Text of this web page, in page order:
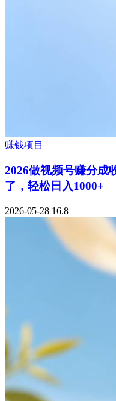
赚钱项目
2026做视频号赚分成
了，轻松日入1000+
2026-05-28 16.8